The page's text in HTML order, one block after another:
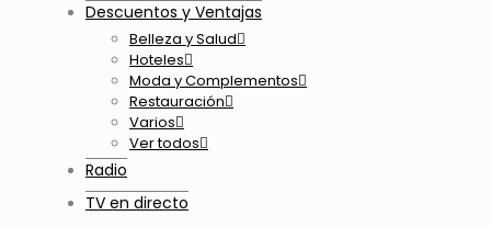
Descuentos y Ventajas
Belleza y Salud
Hoteles
Moda y Complementos
Restauración
Varios
Ver todos
Radio
TV en directo